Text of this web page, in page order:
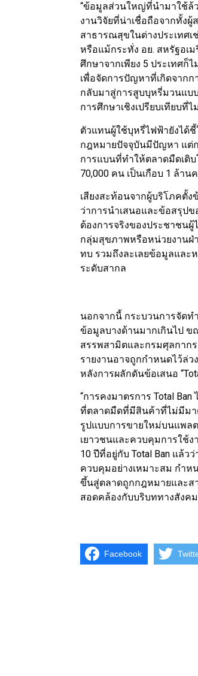
“ข้อมูลส่วนใหญ่ที่นำมาใช้ล้
งานวิจัยที่น่าเชื่อถือจากทั้ง
สาธารณสุขในต่างประเทศ
หรือแม้กระทั่ง อย. สหรัฐอเ
ศึกษาจากเพียง 5 ประเทศก็
เพื่อจัดการปัญหาที่เกิดจากก
กลับมาสู่การสูบบุหรี่มวนแบ
การศึกษาเชิงเปรียบเทียบ
ตัวแทนผู้ใช้บุหรี่ไฟฟ้ายังได้
กฎหมายปัจจุบันมีปัญหา แต่
การแบนที่ทำให้ตลาดมืดเติ
70,000 คน เป็นเกือบ 1 ล้าน
เสียงสะท้อนจากผู้บริโภคตั้
ว่าการนำเสนอและข้อสรุป
ต้องการจริงของประชาชน
กลุ่มสุขภาพหรือหน่วยงานฝ่
ทบ รวมถึงละเลยข้อมูลแล
ระดับสากล
นอกจากนี้ กระบวนการจัดท
ข้อมูลบางด้านมากเกินไป ข
สรรพสามิตและกรมศุลกาก
รายงานอาจถูกกำหนดไว้ล่ว
หลังการผลักดันข้อเสนอ
“การคงมาตรการ Total
ที่ตลาดมืดที่มีสินค้าที่ไม่มีมา
รูปแบบการขายใหม่บนแพล
เยาวชนและควบคุมการใช้
10 ปีที่อยู่กับ Total Ban แล้
ควบคุมอย่างเหมาะสม กำห
ขึ้นสู่ตลาดถูกกฎหมายและส
สอดคล้องกับบริบททางสังค
Facebook